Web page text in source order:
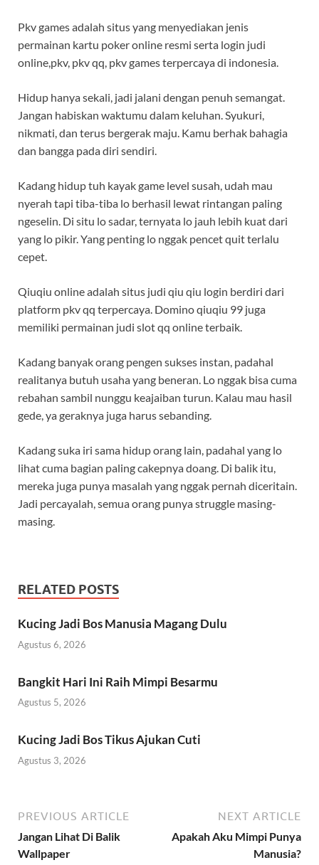
Pkv games adalah situs yang menyediakan jenis
permainan kartu poker online resmi serta login judi
online,pkv, pkv qq, pkv games terpercaya di indonesia.
Hidup hanya sekali, jadi jalani dengan penuh semangat.
Jangan habiskan waktumu dalam keluhan. Syukuri,
nikmati, dan terus bergerak maju. Kamu berhak bahagia
dan bangga pada diri sendiri.
Kadang hidup tuh kayak game level susah, udah mau
nyerah tapi tiba-tiba lo berhasil lewat rintangan paling
ngeselin. Di situ lo sadar, ternyata lo jauh lebih kuat dari
yang lo pikir. Yang penting lo nggak pencet quit terlalu
cepet.
Qiuqiu online adalah situs judi qiu qiu login berdiri dari
platform pkv qq terpercaya. Domino qiuqiu 99 juga
memiliki permainan judi slot qq online terbaik.
Kadang banyak orang pengen sukses instan, padahal
realitanya butuh usaha yang beneran. Lo nggak bisa cuma
rebahan sambil nunggu keajaiban turun. Kalau mau hasil
gede, ya geraknya juga harus sebanding.
Kadang suka iri sama hidup orang lain, padahal yang lo
lihat cuma bagian paling cakepnya doang. Di balik itu,
mereka juga punya masalah yang nggak pernah diceritain.
Jadi percayalah, semua orang punya struggle masing-
masing.
RELATED POSTS
Kucing Jadi Bos Manusia Magang Dulu
Agustus 6, 2026
Bangkit Hari Ini Raih Mimpi Besarmu
Agustus 5, 2026
Kucing Jadi Bos Tikus Ajukan Cuti
Agustus 3, 2026
PREVIOUS ARTICLE
Jangan Lihat Di Balik
Wallpaper
NEXT ARTICLE
Apakah Aku Mimpi Punya
Manusia?